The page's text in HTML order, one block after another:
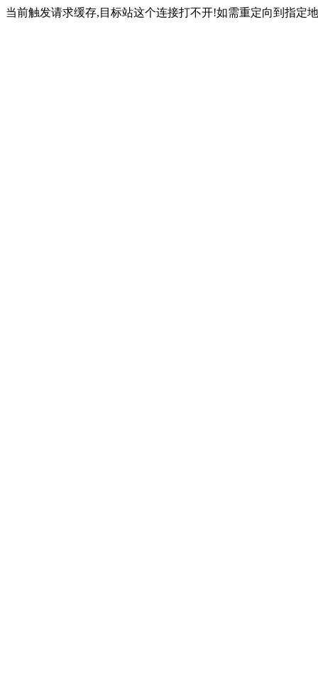
当前触发请求缓存,目标站这个连接打不开!如需重定向到指定